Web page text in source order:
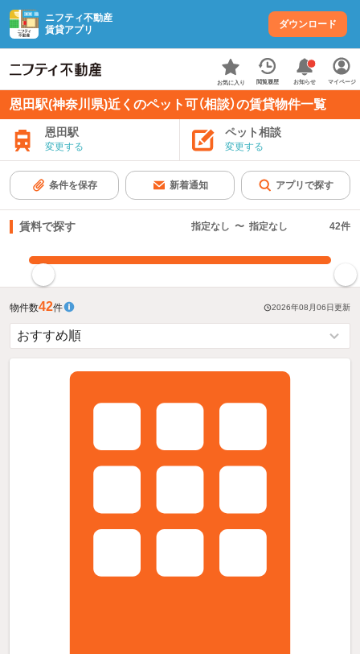
ニフティ不動産
賃貸アプリ
ダウンロード
お気に入り 閲覧履歴 お知らせ マイページ
恩田駅(神奈川県)近くのペット可（相談）の賃貸物件一覧
恩田駅
変更する
ペット相談
変更する
条件を保存 新着通知 アプリで探す
賃料で探す 指定なし 〜 指定なし 42件
物件数42件 2026年08月06日更新